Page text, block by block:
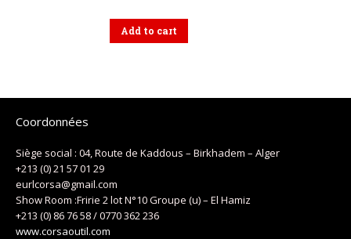
Add to cart
Coordonnées
Siège social : 04, Route de Kaddous – Birkhadem – Alger
+213 (0) 21 57 01 29
eurlcorsa@gmail.com
Show Room :Fririe 2 lot N°10 Groupe (u) – El Hamiz
+213 (0) 86 76 58 / 0770 362 236
www.corsaoutil.com